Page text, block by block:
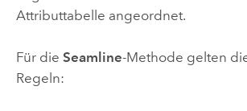
Attributtabelle angeordnet.
Für die Seamline-Methode gelten
Regeln: